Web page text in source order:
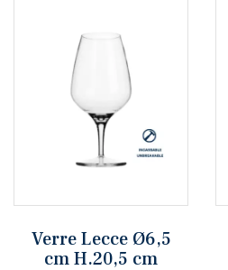
Verre Lecce Ø6,5
cm H.20,5 cm